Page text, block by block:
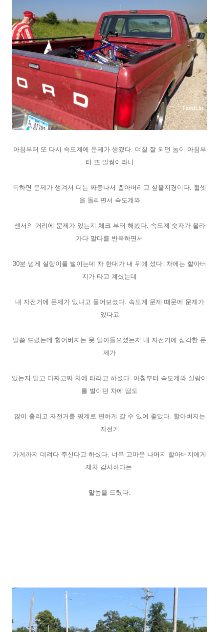
아침부터 또 다시 속도계에 문제가 생겼다. 며칠 잘 되던 놈이 아침부
터 또 말썽이라니
툭하면 문제가 생겨서 더는 짜증나서 뽑아버리고 싶을지경이다. 휠셋
을 돌리면서 속도계와
센서의 거리에 문제가 있는지 체크 부터 해봤다. 속도계 숫자가 올라
가다 말다를 반복하면서
30분 넘게 실랑이를 벌이는데 차 한대가 내 뒤에 섰다. 차에는 할아버
지가 타고 계셨는데
내 자전거에 문제가 있냐고 물어보셨다. 속도계 문제 때문에 문제가
있다고
말씀 드렸는데 할어버지는 못 알아들으셨는지 내 자전거에 심각한 문
제가
있는지 알고 다짜고짜 차에 타라고 하셨다. 아침부터 속도계와 실랑이
를 벌이던 차에 땀도
많이 흘리고 자전거를 핑계로 편하게 갈 수 있어 좋았다. 할아버지는
자전거
가게까지 데려다 주신다고 하셨다. 너무 고마운 나머지 할아버지에게
재차 감사하다는
말씀을 드렸다.